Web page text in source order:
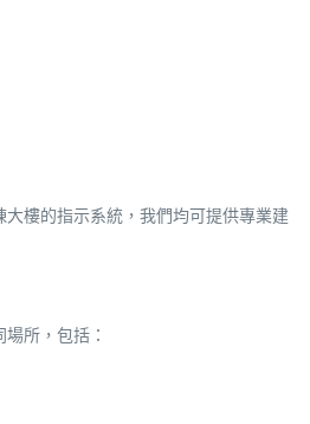
樓的指示系統，我們均可提供專業建
所，包括：